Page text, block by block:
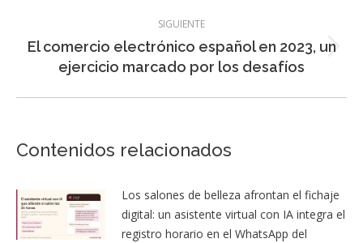
SIGUIENTE
Entrada
siguiente:
El comercio electrónico español en 2023, un
ejercicio marcado por los desafíos
Contenidos relacionados
Los salones de belleza afrontan el fichaje
digital: un asistente virtual con IA integra el
registro horario en el WhatsApp del